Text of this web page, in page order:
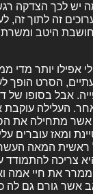
יש לכך הצדקה
זה לתוך זה,
היטב
אפילו יותר מדי
הסרט הופך
אבל בסופו של
העלילה עוקבת
אשר מתחילה את
ומאז עוברים
ראשית המאה
צריכה להתמודד
את חיי אמה
אשר גורם גם לה